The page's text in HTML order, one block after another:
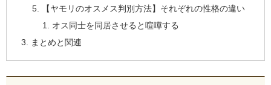
【ヤモリのオスメス判別方法】それぞれの性格の違い
オス同士を同居させると喧嘩する
まとめと関連